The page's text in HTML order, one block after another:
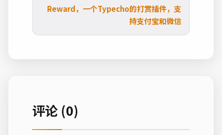
Reward，一个Typecho的打赏插件，支
持支付宝和微信
评论 (0)